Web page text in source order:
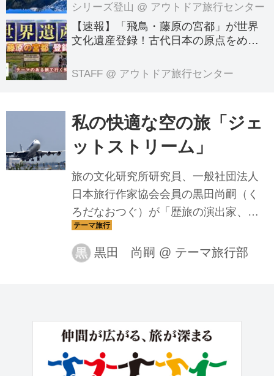
シリーズ登山 @ アウトドア旅行センター
【速報】「飛鳥・藤原の宮都」が世界
文化遺産登録！古代日本の原点をめぐ
のテーマのある旅
STAFF @ アウトドア旅行センター
私の快適な空の旅「ジェ
ットストリーム」
旅の文化研究所研究員、一般社団法人
日本旅行作家協会会員の黒田尚嗣（く
ろだなおつぐ）が「歴旅の演出家、旅
する世界遺産の語り部」として「空の
旅」について熱く語ります。
黒 黒田 尚嗣 @ テーマ旅行部